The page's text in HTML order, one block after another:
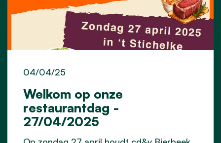
Welkom op onze
restaurantdag -
27/04/2025
04/04/25